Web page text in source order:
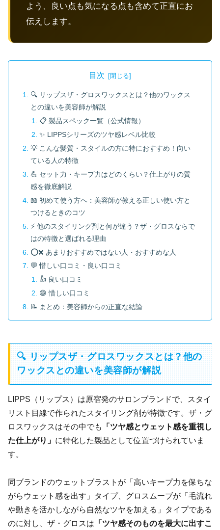
よう、良い点も気になる点も含めて正直にお
伝えします。
目次
🔍 リップスザ・グロスワックスとは？他のワックス
との違いを美容師が解説
📋 製品スペック一覧（公式情報）
✨ LIPPSシリーズのツヤ感レベル比較
💡 こんな髪質・スタイルの方に特におすすめ！向い
ている人の特徴
💪 セット力・キープ力はどのくらい？仕上がりの質
感を徹底解説
📖 初めて使う方へ：美容師が教える正しい使い方と
つけるときのコツ
⚡ 他のスタイリング剤と何が違う？ザ・グロスならで
はの特徴と選ばれる理由
⭕❌ あまりおすすめではない人・おすすめな人
💬 惜しい口コミ・良い口コミ
👍 良い口コミ
😅 惜しい口コミ
📝 まとめ：美容師からの正直な結論
🔍 リップスザ・グロスワックスとは？他の
ワックスとの違いを美容師が解説
LIPPS（リップス）は原宿発のサロンブランドで、スタイ
リスト目線で作られたスタイリング剤が特徴です。ザ・グ
ロスワックスはその中でも
「ツヤ感とウェット感を重視し
た仕上がり」 に特化した製品として位置づけられていま
す。
同ブランドのウェットブラストが「高いキープ力を保ちな
がらウェット感を出す」タイプ、グロスムーブが「毛流れ
や動きを活かしながら自然なツヤを加える」タイプである
のに対し、ザ・グロスは 「ツヤ感そのものを最大に出すこ